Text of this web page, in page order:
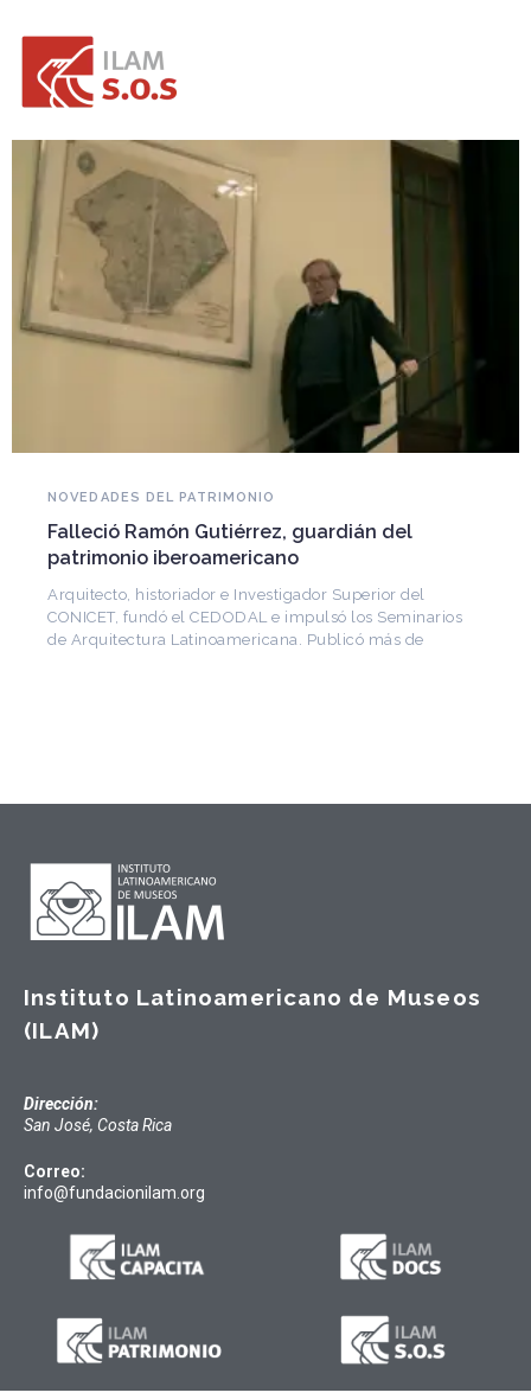
NOVEDADES DEL PATRIMONIO
Falleció Ramón Gutiérrez, guardián del
patrimonio iberoamericano
Arquitecto, historiador e Investigador Superior del
CONICET, fundó el CEDODAL e impulsó los Seminarios
de Arquitectura Latinoamericana. Publicó más de
Instituto Latinoamericano de Museos
(ILAM)
Dirección:
San José, Costa Rica
Correo:
info@fundacionilam.org